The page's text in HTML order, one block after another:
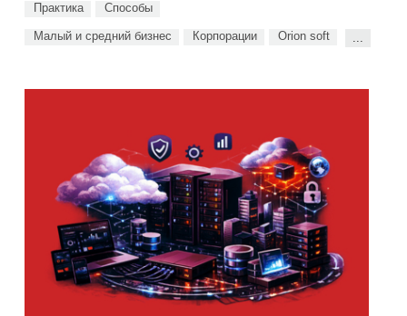
Практика Способы
Малый и средний бизнес Корпорации Orion soft ...